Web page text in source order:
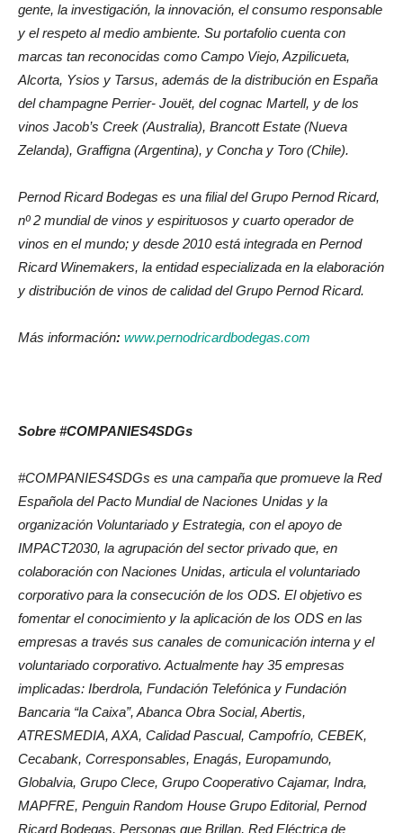
gente, la investigación, la innovación, el consumo responsable
y el respeto al medio ambiente. Su portafolio cuenta con
marcas tan reconocidas como Campo Viejo, Azpilicueta,
Alcorta, Ysios y Tarsus, además de la distribución en España
del champagne Perrier- Jouët, del cognac Martell, y de los
vinos Jacob’s Creek (Australia), Brancott Estate (Nueva
Zelanda), Graffigna (Argentina), y Concha y Toro (Chile).
Pernod Ricard Bodegas es una filial del Grupo Pernod Ricard,
nº 2 mundial de vinos y espirituosos y cuarto operador de
vinos en el mundo; y desde 2010 está integrada en Pernod
Ricard Winemakers, la entidad especializada en la elaboración
y distribución de vinos de calidad del Grupo Pernod Ricard.
Más información: www.pernodricardbodegas.com
Sobre #COMPANIES4SDGs
#COMPANIES4SDGs es una campaña que promueve la Red
Española del Pacto Mundial de Naciones Unidas y la
organización Voluntariado y Estrategia, con el apoyo de
IMPACT2030, la agrupación del sector privado que, en
colaboración con Naciones Unidas, articula el voluntariado
corporativo para la consecución de los ODS. El objetivo es
fomentar el conocimiento y la aplicación de los ODS en las
empresas a través sus canales de comunicación interna y el
voluntariado corporativo. Actualmente hay 35 empresas
implicadas: Iberdrola, Fundación Telefónica y Fundación
Bancaria “la Caixa”, Abanca Obra Social, Abertis,
ATRESMEDIA, AXA, Calidad Pascual, Campofrío, CEBEK,
Cecabank, Corresponsables, Enagás, Europamundo,
Globalvia, Grupo Clece, Grupo Cooperativo Cajamar, Indra,
MAPFRE, Penguin Random House Grupo Editorial, Pernod
Ricard Bodegas, Personas que Brillan, Red Eléctrica de